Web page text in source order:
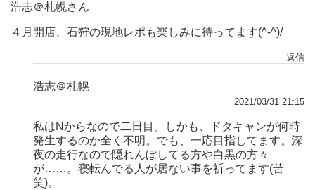
浩志＠札幌さん
４月開店、石狩の現地レポも楽しみに待ってます(^-^)/
返信
浩志＠札幌
2021/03/31 21:15
私はNからなので二日目。しかも、ドタキャンが何時
発生するのか全く不明。でも、一応目指してます。深
夜の走行なので隠れんぼしてる方や白黒の方々
が……。寝転んでる人が居ない事を祈ってます(苦
笑)。